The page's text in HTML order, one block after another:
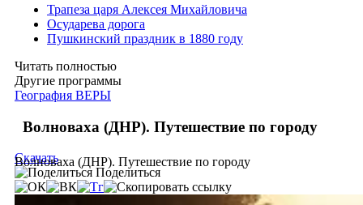
Трапеза царя Алексея Михайловича
Осударева дорога
Пушкинский праздник в 1880 году
Читать полностью
Другие программы
География ВЕРЫ
Волноваха (ДНР). Путешествие по городу
Волноваха (ДНР). Путешествие по городу
Скачать
Поделиться